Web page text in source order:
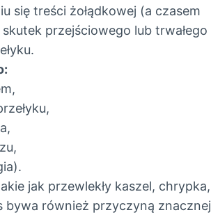
się treści żołądkowej (a czasem
przejściowego lub trwałego
jak przewlekły kaszel, chrypka,
bywa również przyczyną znacznej